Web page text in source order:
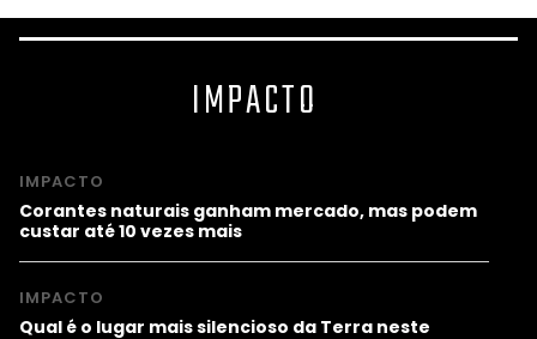
IMPACTO
IMPACTO
Corantes naturais ganham mercado, mas podem
custar até 10 vezes mais
IMPACTO
Qual é o lugar mais silencioso da Terra neste